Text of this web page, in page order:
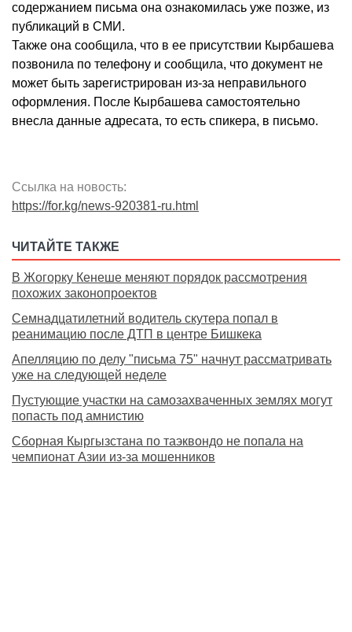
содержанием письма она ознакомилась уже позже, из
публикаций в СМИ.
Также она сообщила, что в ее присутствии Кырбашева
позвонила по телефону и сообщила, что документ не
может быть зарегистрирован из-за неправильного
оформления. После Кырбашева самостоятельно
внесла данные адресата, то есть спикера, в письмо.
Ссылка на новость:
https://for.kg/news-920381-ru.html
ЧИТАЙТЕ ТАКЖЕ
В Жогорку Кенеше меняют порядок рассмотрения
похожих законопроектов
Семнадцатилетний водитель скутера попал в
реанимацию после ДТП в центре Бишкека
Апелляцию по делу "письма 75" начнут рассматривать
уже на следующей неделе
Пустующие участки на самозахваченных землях могут
попасть под амнистию
Сборная Кыргызстана по таэквондо не попала на
чемпионат Азии из-за мошенников